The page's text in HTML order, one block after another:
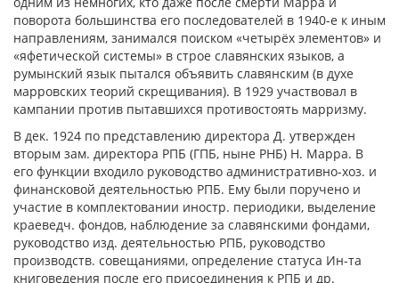
поворота большинства его последователей в 1940-е к иным
направлениям, занимался поиском «четырёх элементов» и
«яфетической системы» в строе славянских языков, а
румынский язык пытался объявить славянским (в духе
марровских теорий скрещивания). В 1929 участвовал в
кампании против пытавшихся противостоять марризму.
В дек. 1924 по представлению директора Д. утвержден
вторым зам. директора РПБ (ГПБ, ныне РНБ) Н. Марра. В
его функции входило руководство административно-хоз. и
финансковой деятельностью РПБ. Ему были поручено и
участие в комплектовании иностр. периодики, выделение
краеведч. фондов, наблюдение за славянскими фондами,
руководство изд. деятельностью РПБ, руководство
производств. совещаниями, определение статуса Ин-та
книговедения после его присоединения к РПБ и др.